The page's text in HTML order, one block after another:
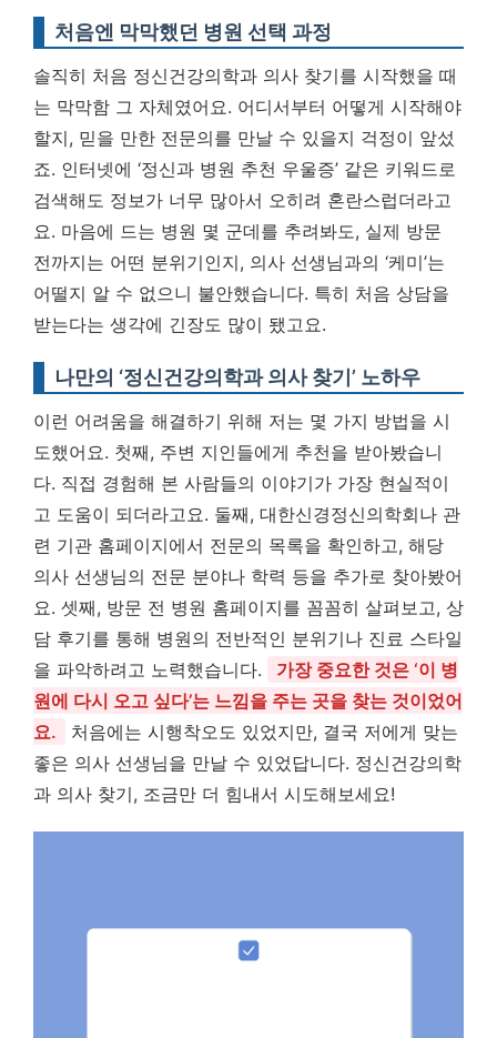
처음엔 막막했던 병원 선택 과정
솔직히 처음 정신건강의학과 의사 찾기를 시작했을 때
는 막막함 그 자체였어요. 어디서부터 어떻게 시작해야
할지, 믿을 만한 전문의를 만날 수 있을지 걱정이 앞섰
죠. 인터넷에 ‘정신과 병원 추천 우울증’ 같은 키워드로
검색해도 정보가 너무 많아서 오히려 혼란스럽더라고
요. 마음에 드는 병원 몇 군데를 추려봐도, 실제 방문
전까지는 어떤 분위기인지, 의사 선생님과의 ‘케미’는
어떨지 알 수 없으니 불안했습니다. 특히 처음 상담을
받는다는 생각에 긴장도 많이 됐고요.
나만의 ‘정신건강의학과 의사 찾기’ 노하우
이런 어려움을 해결하기 위해 저는 몇 가지 방법을 시
도했어요. 첫째, 주변 지인들에게 추천을 받아봤습니
다. 직접 경험해 본 사람들의 이야기가 가장 현실적이
고 도움이 되더라고요. 둘째, 대한신경정신의학회나 관
련 기관 홈페이지에서 전문의 목록을 확인하고, 해당
의사 선생님의 전문 분야나 학력 등을 추가로 찾아봤어
요. 셋째, 방문 전 병원 홈페이지를 꼼꼼히 살펴보고, 상
담 후기를 통해 병원의 전반적인 분위기나 진료 스타일
을 파악하려고 노력했습니다.
가장 중요한 것은 ‘이 병
원에 다시 오고 싶다’는 느낌을 주는 곳을 찾는 것이었어
요.
처음에는 시행착오도 있었지만, 결국 저에게 맞는
좋은 의사 선생님을 만날 수 있었답니다. 정신건강의학
과 의사 찾기, 조금만 더 힘내서 시도해보세요!